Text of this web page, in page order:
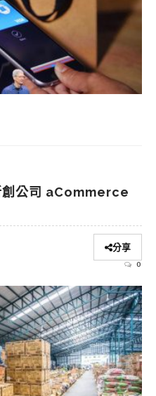
公司 aCommerce
分享
0